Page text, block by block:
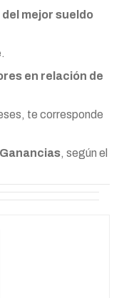
del mejor sueldo
.
en relación de
te corresponde
, según el